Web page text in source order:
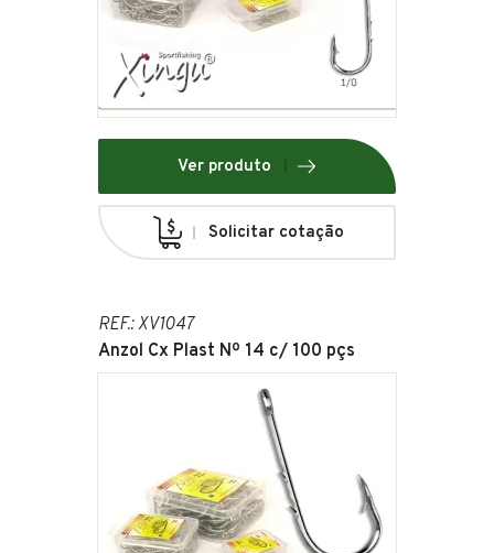
Ver produto
Solicitar cotação
REF.: XV1047
Anzol Cx Plast Nº 14 c/ 100 pçs